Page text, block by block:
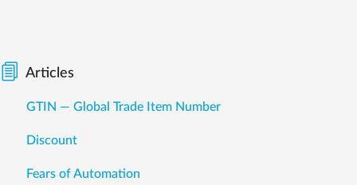
Articles
GTIN — Global Trade Item Number
Discount
Fears of Automation